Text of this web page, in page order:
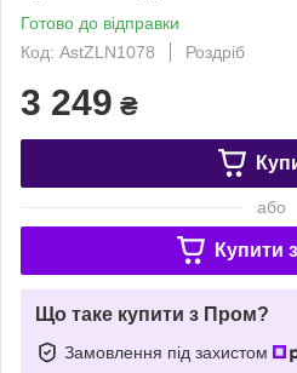
Готово до відправки
Код: AstZLN1078
Роздріб
3 249 ₴
або
Купити з
Що таке купити з Пром?
Замовлення під захистом